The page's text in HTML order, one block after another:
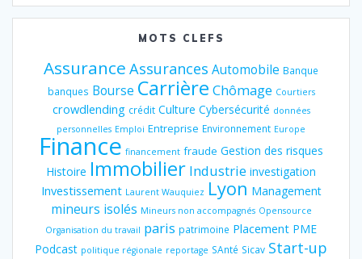
MOTS CLEFS
Assurance Assurances Automobile Banque
banques Bourse Carrière Chômage Courtiers
crowdlending crédit Culture Cybersécurité données
personnelles Emploi Entreprise Environnement Europe
Finance financement fraude Gestion des risques
Histoire Immobilier Industrie investigation
Investissement Laurent Wauquiez Lyon Management
mineurs isolés Mineurs non accompagnés Opensource
Organisation du travail paris patrimoine Placement PME
Podcast politique régionale reportage SAnté Sicav Start-up